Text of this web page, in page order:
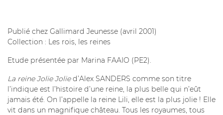
Publié chez Gallimard Jeunesse (avril 2001)
Collection : Les rois, les reines
Etude présentée par Marina FAAIO (PE2).
La reine Jolie Jolied’Alex SANDERS comme son titre
l’indique est l’histoire d’une reine, la plus belle qui n’eût
jamais été. On l’appelle la reine Lili, elle est la plus jolie ! Elle
vit dans un magnifique château. Tous les royaumes, tous